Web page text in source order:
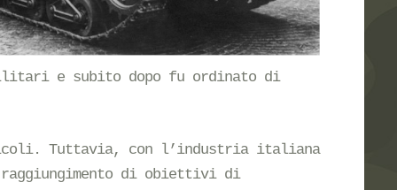
e subito dopo fu ordinato di
Tuttavia, con l’industria italiana
di obiettivi di